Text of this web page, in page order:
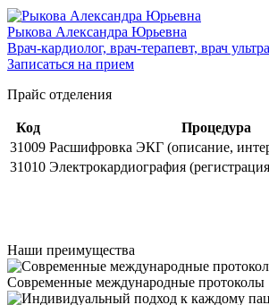
Рыкова Александра Юрьевна
Врач-кардиолог, врач-терапевт, врач
Записаться на прием
Прайс отделения
Код Процедура
31009 Расшифровка ЭКГ (описание,
31010 Электрокардиография
Наши преимущества
Современные международные протоколы